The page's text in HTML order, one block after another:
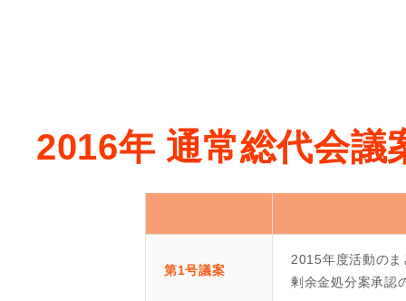
2016年 通常総代会議
第1号議案
2015年度活動の
剰余金処分案承認